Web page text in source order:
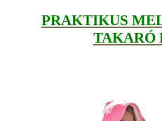
PRAKTIKUS
TAKARÓ